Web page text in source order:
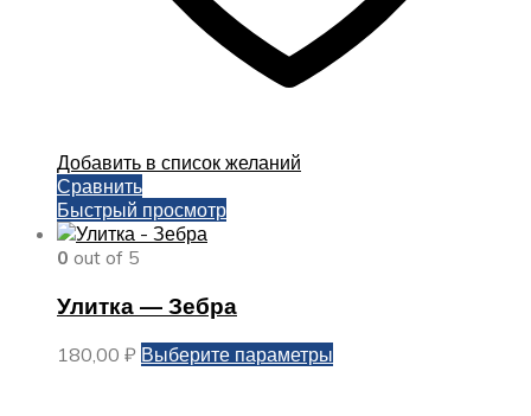
Добавить в список желаний
Сравнить
Быстрый просмотр
0 out of 5
Улитка — Зебра
180,00 ₽ Выберите параметры